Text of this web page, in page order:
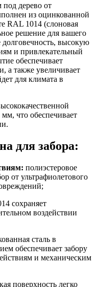
дерево от
из оцинкованной
RAL 1014 (слоновая
решение для вашего
долговечность, высокую
и привлекательный
обеспечивает
а также увеличивает
для климата в
что обеспечивает
для забора:
полиэстеровое
от ультрафиолетового
сохраняет
воздействии
сталь в
обеспечивает забору
и механическим
поверхность легко